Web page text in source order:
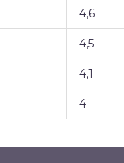
4,6
4,5
4,1
4